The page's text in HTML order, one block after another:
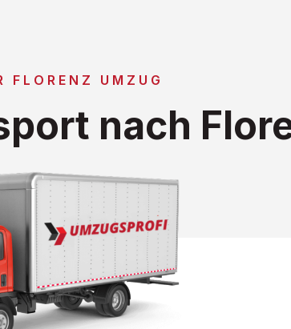
FLORENZ UMZUG
nach